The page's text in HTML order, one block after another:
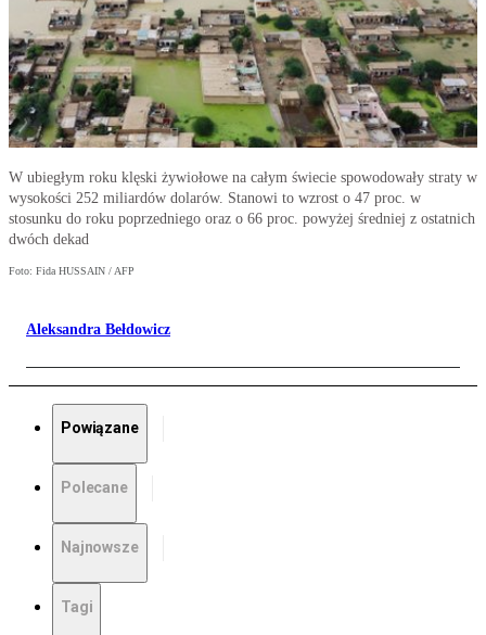
W ubiegłym roku klęski żywiołowe na całym świecie spowodowały straty w
wysokości 252 miliardów dolarów. Stanowi to wzrost o 47 proc. w
stosunku do roku poprzedniego oraz o 66 proc. powyżej średniej z ostatnich
dwóch dekad
Foto: Fida HUSSAIN / AFP
Aleksandra Bełdowicz
Powiązane
Polecane
Najnowsze
Tagi